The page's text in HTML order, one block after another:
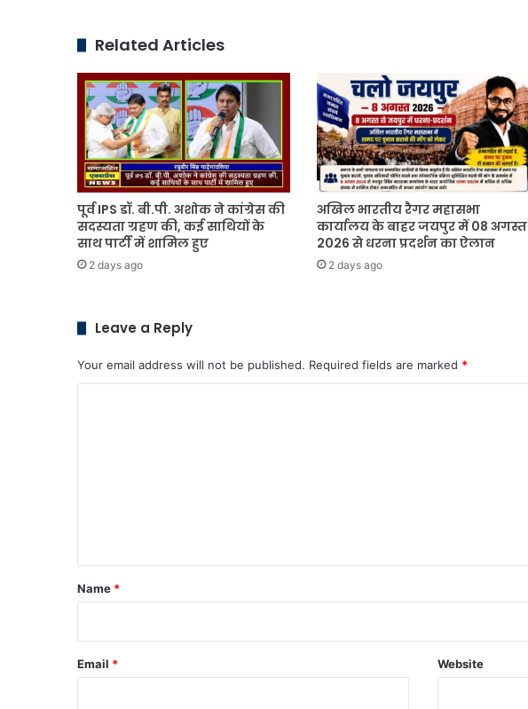
हुए
जीवन
की
नई
पारी
की
पर
स्वागत
Related Articles
पूर्व IPS डॉ. बी.पी. अशोक ने कांग्रेस की
सदस्यता ग्रहण की, कई साथियों के
साथ पार्टी में शामिल हुए
2 days ago
अखिल भारतीय रैगर महासभा
कार्यालय के बाहर जयपुर में 08 अगस्त
2026 से धरना प्रदर्शन का ऐलान
2 days ago
Leave a Reply
Your email address will not be published. Required fields are marked *
*
Name *
Email * Website